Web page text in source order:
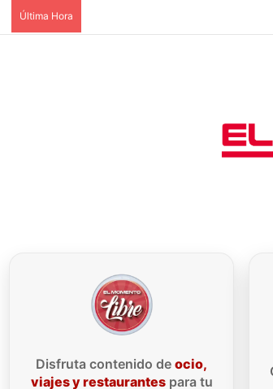
Última Hora
Disfruta contenido deocio,
viajes y restaurantespara tu